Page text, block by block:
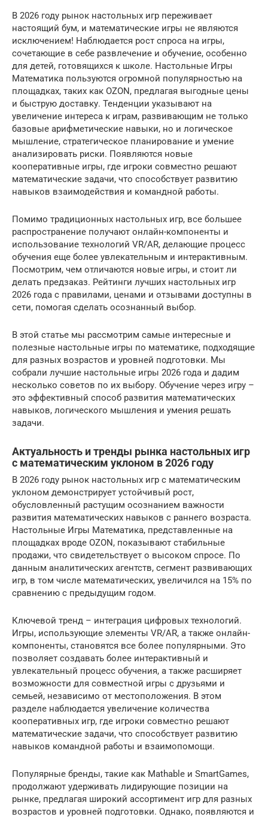
В 2026 году рынок настольных игр переживает
настоящий бум, и математические игры не являются
исключением! Наблюдается рост спроса на игры,
сочетающие в себе развлечение и обучение, особенно
для детей, готовящихся к школе. Настольные Игры
Математика пользуются огромной популярностью на
площадках, таких как OZON, предлагая выгодные цены
и быструю доставку. Тенденции указывают на
увеличение интереса к играм, развивающим не только
базовые арифметические навыки, но и логическое
мышление, стратегическое планирование и умение
анализировать риски. Появляются новые
кооперативные игры, где игроки совместно решают
математические задачи, что способствует развитию
навыков взаимодействия и командной работы.
Помимо традиционных настольных игр, все большее
распространение получают онлайн-компоненты и
использование технологий VR/AR, делающие процесс
обучения еще более увлекательным и интерактивным.
Посмотрим, чем отличаются новые игры, и стоит ли
делать предзаказ. Рейтинги лучших настольных игр
2026 года с правилами, ценами и отзывами доступны в
сети, помогая сделать осознанный выбор.
В этой статье мы рассмотрим самые интересные и
полезные настольные игры по математике, подходящие
для разных возрастов и уровней подготовки. Мы
собрали лучшие настольные игры 2026 года и дадим
несколько советов по их выбору. Обучение через игру –
это эффективный способ развития математических
навыков, логического мышления и умения решать
задачи.
Актуальность и тренды рынка настольных игр
с математическим уклоном в 2026 году
В 2026 году рынок настольных игр с математическим
уклоном демонстрирует устойчивый рост,
обусловленный растущим осознанием важности
развития математических навыков с раннего возраста.
Настольные Игры Математика, представленные на
площадках вроде OZON, показывают стабильные
продажи, что свидетельствует о высоком спросе. По
данным аналитических агентств, сегмент развивающих
игр, в том числе математических, увеличился на 15% по
сравнению с предыдущим годом.
Ключевой тренд – интеграция цифровых технологий.
Игры, использующие элементы VR/AR, а также онлайн-
компоненты, становятся все более популярными. Это
позволяет создавать более интерактивный и
увлекательный процесс обучения, а также расширяет
возможности для совместной игры с друзьями и
семьей, независимо от местоположения. В этом
разделе наблюдается увеличение количества
кооперативных игр, где игроки совместно решают
математические задачи, что способствует развитию
навыков командной работы и взаимопомощи.
Популярные бренды, такие как Mathable и SmartGames,
продолжают удерживать лидирующие позиции на
рынке, предлагая широкий ассортимент игр для разных
возрастов и уровней подготовки. Однако, появляются и